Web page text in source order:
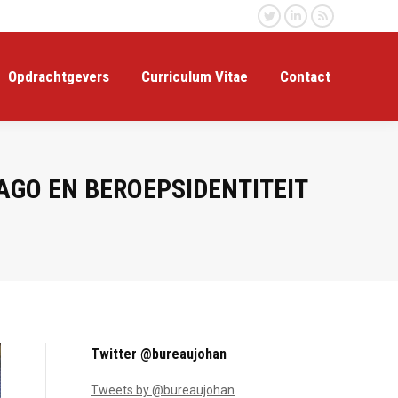
TwitterLinkedin
Rss
Opdrachtgevers Curriculum Vitae Contact
EN BEROEPSIDENTITEIT
Twitter @bureaujohan
Tweets by @bureaujohan